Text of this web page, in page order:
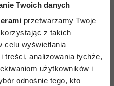
Twoich danych
przetwarzamy Twoje
z takich
celu wyświetlania
treści, analizowania tychże,
użytkowników i
odnośnie tego, kto
szerokie -
w odcieniu khaki
które lubią naturalne